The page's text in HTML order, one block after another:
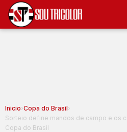
Inicio›Copa do Brasil›
Sorteio define mandos de campo e os
Copa do Brasil